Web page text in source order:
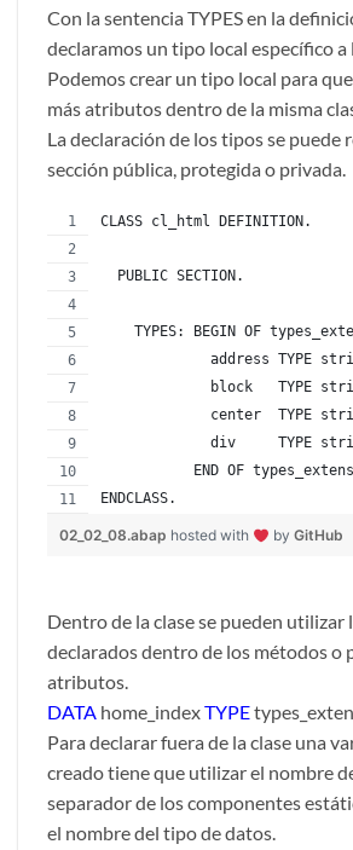
Con la sentencia TYPES en la
declaramos un tipo local específico a
Podemos crear un tipo local para
más atributos dentro de la misma
La declaración de los tipos se puede
sección pública, protegida o privada.
CLASS cl_html DEFINITION.
  PUBLIC SECTION.
TYPES: BEGIN OF
address TYPE
block   TYPE
center  TYPE
div     TYPE
END OF
ENDCLASS.
02_02_08.abap hosted with by GitHub
Dentro de la clase se pueden utilizar
declarados dentro de los métodos o
atributos.
DATA home_indexTYPE
Para declarar fuera de la clase una
creado tiene que utilizar el nombre
separador de los componentes
el nombre del tipo de datos.